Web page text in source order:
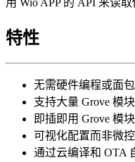
用 Wio APP 的 API 来读
特性
无需硬件编程或面
支持大量 Grove 模
即插即用 Grove 模块
可视化配置而非微控
通过云编译和 OTA